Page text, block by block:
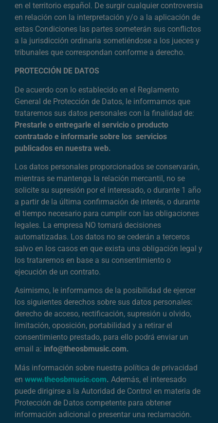
en el territorio español. De surgir cualquier controversia
en relación con la interpretación y/o a la aplicación de
estas Condiciones las partes someterán sus conflictos
a la jurisdicción ordinaria sometiéndose a los jueces y
tribunales que correspondan conforme a derecho.
PROTECCIÓN DE DATOS
De acuerdo con lo establecido en el Reglamento
General de Protección de Datos, le informamos que
trataremos sus datos personales con la finalidad de:
Prestarle o entregarle el servicio o producto
contratado e informarle sobre los servicios
publicados en nuestra web.
Los datos personales proporcionados se conservarán,
mientras se mantenga la relación mercantil, no se
solicite su supresión por el interesado, o durante 1 año
a partir de la última confirmación de interés, o durante
el tiempo necesario para cumplir con las obligaciones
legales. La empresa NO tomará decisiones
automatizadas. Los datos no se cederán a terceros
salvo en los casos en que exista una obligación legal y
los trataremos en base a su consentimiento o
ejecución de un contrato.
Asimismo, le informamos de la posibilidad de ejercer
los siguientes derechos sobre sus datos personales:
derecho de acceso, rectificación, supresión u olvido,
limitación, oposición, portabilidad y a retirar el
consentimiento prestado, para ello podrá enviar un
email a: info@theosbmusic.com.
Más información sobre nuestra política de privacidad
en www.theosbmusic.com. Además, el interesado
puede dirigirse a la Autoridad de Control en materia de
Protección de Datos competente para obtener
información adicional o presentar una reclamación.